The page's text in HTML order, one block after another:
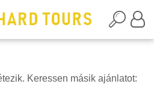
Keressen másik ajánlatot: